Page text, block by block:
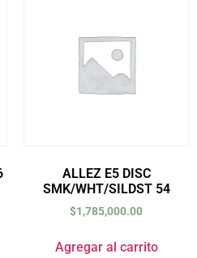
ALLEZ E5 DISC
SMK/WHT/SILDST 54
$1,785,000.00
Agregar al carrito